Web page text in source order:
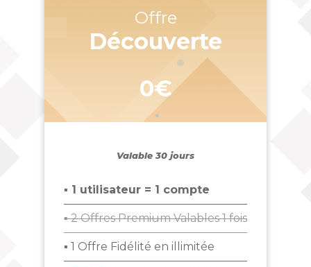
Offre
Découverte
0€
Valable 30 jours
▪ 1 utilisateur = 1 compte
▪ 2 Offres Premium Valables 1 fois
▪ 1 Offre Fidélité en illimitée